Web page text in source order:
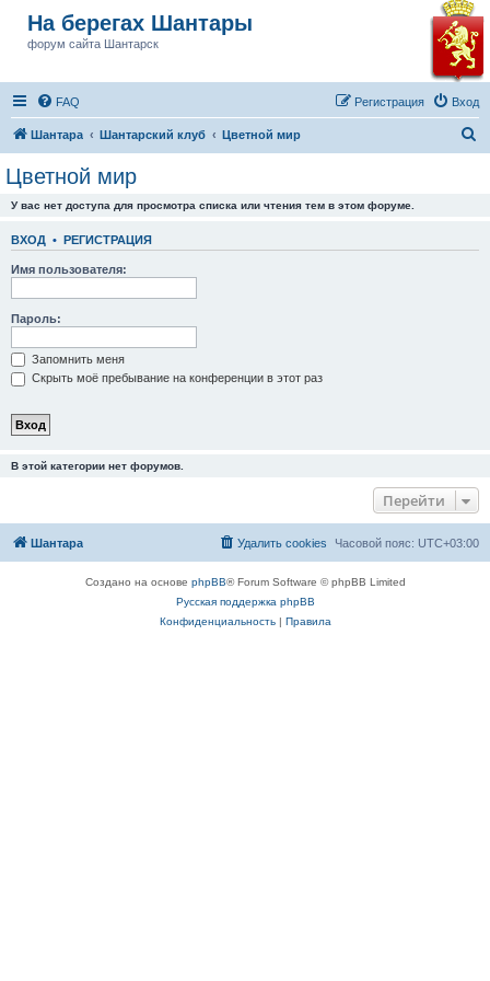
На берегах Шантары
форум сайта Шантарск
FAQ Вход
Регистрация
Шантара Шантарский клуб Цветной мир
Цветной мир
У вас нет доступа для просмотра списка или чтения тем в этом форуме.
ВХОД • РЕГИСТРАЦИЯ
Имя пользователя:
Пароль:
Запомнить меня
Скрыть моё пребывание на конференции в этот раз
В этой категории нет форумов.
Перейти
Шантара Часовой пояс: UTC+03:00
Удалить cookies
Создано на основе phpBB® Forum Software © phpBB Limited
Русская поддержка phpBB
Конфиденциальность| Правила